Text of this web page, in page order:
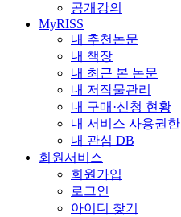
공개강의
MyRISS
내 추천논문
내 책장
내 최근 본 논문
내 저작물관리
내 구매·신청 현황
내 서비스 사용권한
내 관심 DB
회원서비스
회원가입
로그인
아이디 찾기